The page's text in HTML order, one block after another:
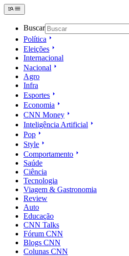
Buscar
Política
Eleições
Internacional
Nacional
Agro
Infra
Esportes
Economia
CNN Money
Inteligência Artificial
Pop
Style
Comportamento
Saúde
Ciência
Tecnologia
Viagem & Gastronomia
Review
Auto
Educação
CNN Talks
Fórum CNN
Blogs CNN
Colunas CNN